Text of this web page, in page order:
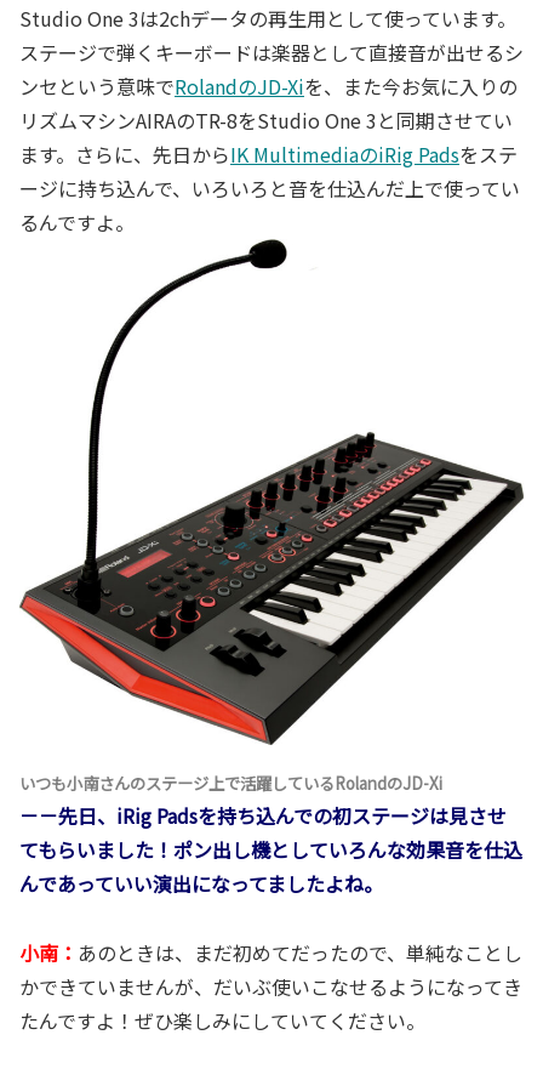
Studio One 3は2chデータの再生用として使っています。
ステージで弾くキーボードは楽器として直接音が出せるシ
ンセという意味でRolandのJD-Xiを、また今お気に入りの
リズムマシンAIRAのTR-8をStudio One 3と同期させてい
ます。さらに、先日からIK MultimediaのiRig Padsをステ
ージに持ち込んで、いろいろと音を仕込んだ上で使ってい
るんですよ。
いつも小南さんのステージ上で活躍しているRolandのJD-Xi
－－先日、iRig Padsを持ち込んでの初ステージは見させ
てもらいました！ポン出し機としていろんな効果音を仕込
んであっていい演出になってましたよね。
小南： あのときは、まだ初めてだったので、単純なことし
かできていませんが、だいぶ使いこなせるようになってき
たんですよ！ぜひ楽しみにしていてください。